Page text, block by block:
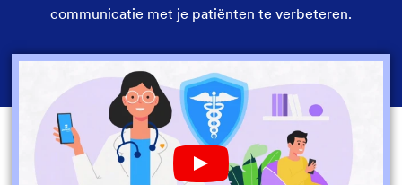
communicatie met je patiënten te verbeteren.
Play YouTube Video